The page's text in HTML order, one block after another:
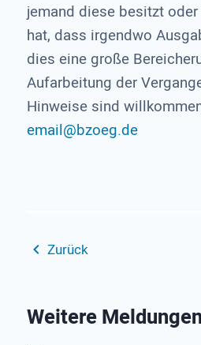
jemand diese besitzt
hat, dass irgendwo
dies eine große
Aufarbeitung der
Hinweise sind
email@bzoeg.de
Zurück
Weitere Meldungen